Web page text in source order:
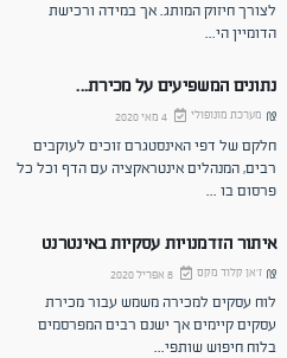
לצורך חיזוק המותג. אך במידה ורכישת
הדומיין הי...
נתונים המשפיעים על מכירת...
מערכת מונופולי 4 מאי 2020
חלקם של דפי האינסטגרם זוכים לעוקבים
רבים, המנהלים אינטראקציה עם הדף וכל כל
פרסום בו ...
איתור הזדמנויות עסקיות באינטרנט
ז'אן קלוד מקס 8 אפריל 2020
לוח עסקים למכירה משמש עבור מכירת
עסקים קיימים אך ישנם רבים המפרסמים
בלוח חיפוש שותפי...